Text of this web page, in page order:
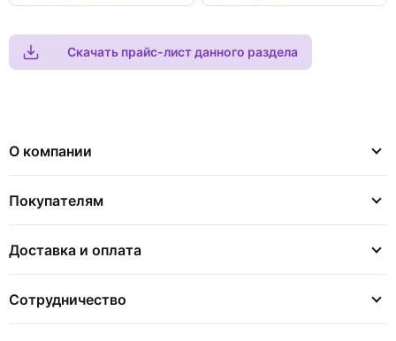
Скачать прайс-лист данного раздела
О компании
Покупателям
Доставка и оплата
Сотрудничество